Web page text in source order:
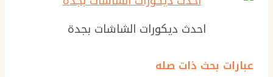
احدث ديكورات الشاشات بجدة
عبارات بحث ذات صله